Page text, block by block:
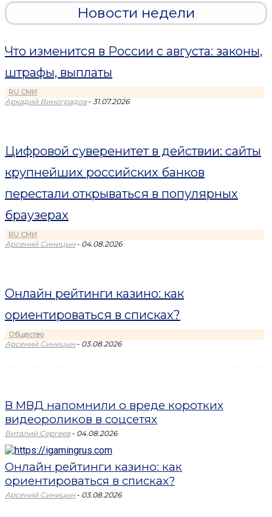
Новости недели
Что изменится в России с августа: законы,
штрафы, выплаты
RU СМИ
Аркадий Виноградов - 31.07.2026
Цифровой суверенитет в действии: сайты
крупнейших российских банков
перестали открываться в популярных
браузерах
RU СМИ
Арсений Синицын - 04.08.2026
Онлайн рейтинги казино: как
ориентироваться в списках?
Общество
Арсений Синицын - 03.08.2026
В МВД напомнили о вреде коротких
видеороликов в соцсетях
Виталий Сергеев - 04.08.2026
Онлайн рейтинги казино: как
ориентироваться в списках?
Арсений Синицын - 03.08.2026